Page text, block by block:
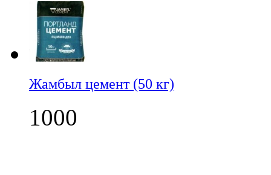
Жамбыл цемент (50 кг)
1000